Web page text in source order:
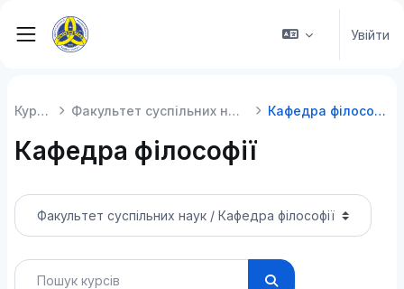
Бокова панель
Увійти
Курси Факультет суспільних наук Кафедра філософії
Кафедра філософії
Категорії курсів
Пошук курсів